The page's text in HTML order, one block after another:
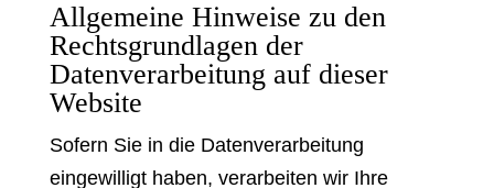
Allgemeine Hinweise zu den
Rechtsgrundlagen der
Datenverarbeitung auf dieser
Website
Sofern Sie in die Datenverarbeitung
eingewilligt haben, verarbeiten wir Ihre